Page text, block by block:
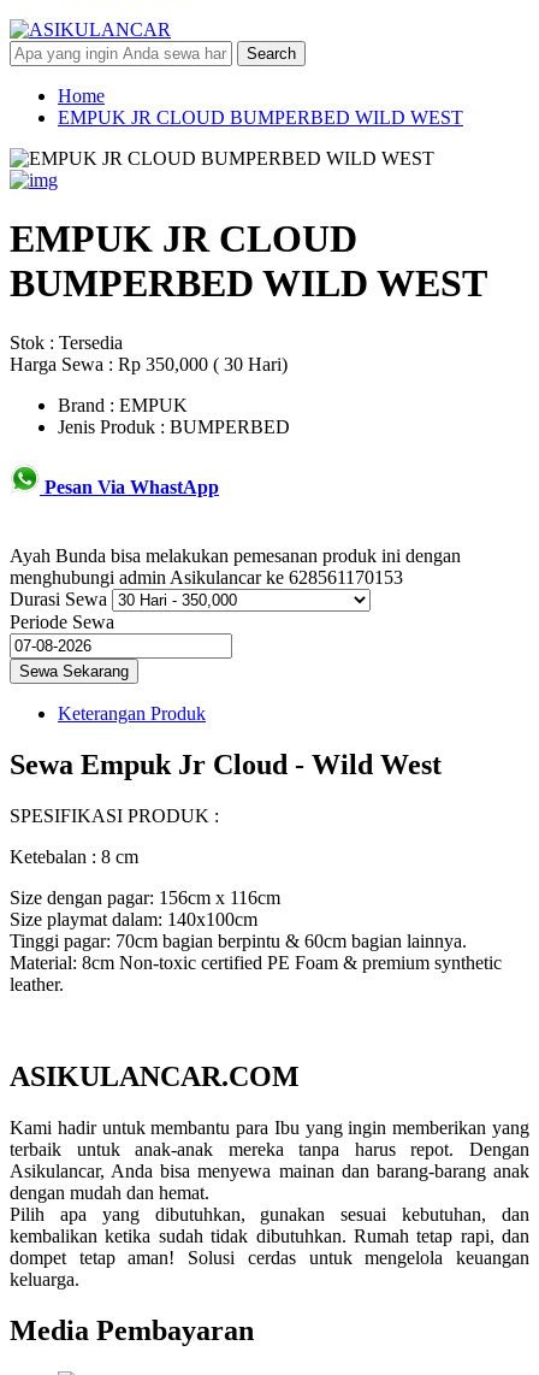
Home
EMPUK JR CLOUD BUMPERBED WILD WEST
EMPUK JR CLOUD
BUMPERBED WILD WEST
Stok : Tersedia
Harga Sewa : Rp 350,000 ( 30 Hari)
Brand : EMPUK
Jenis Produk : BUMPERBED
Pesan Via WhastApp
Ayah Bunda bisa melakukan pemesanan produk ini dengan
menghubungi admin Asikulancar ke 628561170153
Durasi Sewa
Periode Sewa
Keterangan Produk
Sewa Empuk Jr Cloud - Wild West
SPESIFIKASI PRODUK :
Ketebalan : 8 cm
Size dengan pagar: 156cm x 116cm
Size playmat dalam: 140x100cm
Tinggi pagar: 70cm bagian berpintu & 60cm bagian lainnya.
Material: 8cm Non-toxic certified PE Foam & premium synthetic
leather.
ASIKULANCAR.COM
Kami hadir untuk membantu para Ibu yang ingin memberikan yang
terbaik untuk anak-anak mereka tanpa harus repot. Dengan
Asikulancar, Anda bisa menyewa mainan dan barang-barang anak
dengan mudah dan hemat.
Pilih apa yang dibutuhkan, gunakan sesuai kebutuhan, dan
kembalikan ketika sudah tidak dibutuhkan. Rumah tetap rapi, dan
dompet tetap aman! Solusi cerdas untuk mengelola keuangan
keluarga.
Media Pembayaran